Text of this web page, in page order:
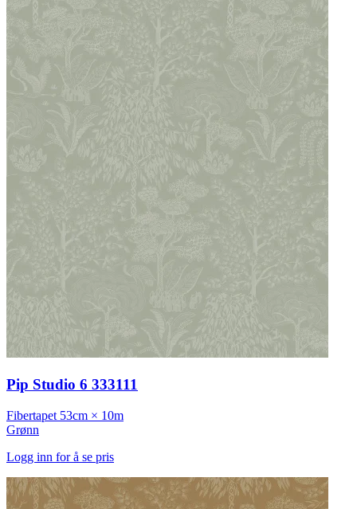
Pip Studio 6 333111
Fibertapet 53cm × 10m
Grønn
Logg inn for å se pris